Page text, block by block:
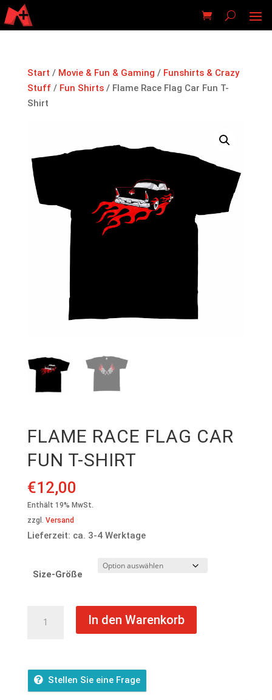
Start / Movie & Fun & Gaming / Funshirts & Crazy
Stuff/ Fun Shirts/ Flame Race Flag Car Fun T-
Shirt
FLAME RACE FLAG CAR
FUN T-SHIRT
€12,00
Enthält 19% MwSt.
zzgl. Versand
Lieferzeit: ca. 3-4 Werktage
Size-Größe
Race
Fun
T-
In den Warenkorb
Stellen Sie eine Frage